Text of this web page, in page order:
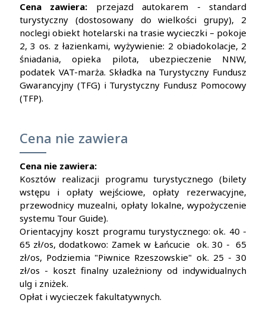
Cena zawiera: przejazd autokarem - standard
turystyczny (dostosowany do wielkości grupy), 2
noclegi obiekt hotelarski na trasie wycieczki – pokoje
2, 3 os. z łazienkami, wyżywienie: 2 obiadokolacje, 2
śniadania, opieka pilota, ubezpieczenie NNW,
podatek VAT-marża. Składka na Turystyczny Fundusz
Gwarancyjny (TFG) i Turystyczny Fundusz Pomocowy
(TFP).
Cena nie zawiera
Cena nie zawiera:
Kosztów realizacji programu turystycznego (bilety
wstępu i opłaty wejściowe, opłaty rezerwacyjne,
przewodnicy muzealni, opłaty lokalne, wypożyczenie
systemu Tour Guide).
Orientacyjny koszt programu turystycznego: ok. 40 -
65 zł/os, dodatkowo: Zamek w Łańcucie ok. 30 - 65
zł/os, Podziemia "Piwnice Rzeszowskie" ok. 25 - 30
zł/os - koszt finalny uzależniony od indywidualnych
ulg i zniżek.
Opłat i wycieczek fakultatywnych.